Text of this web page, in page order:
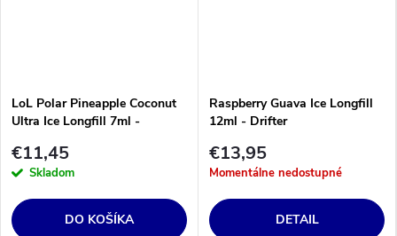
LoL Polar Pineapple Coconut
Ultra Ice Longfill 7ml -
€11,45
Skladom
DO KOŠÍKA
Raspberry Guava Ice Longfill
12ml - Drifter
€13,95
Momentálne nedostupné
DETAIL